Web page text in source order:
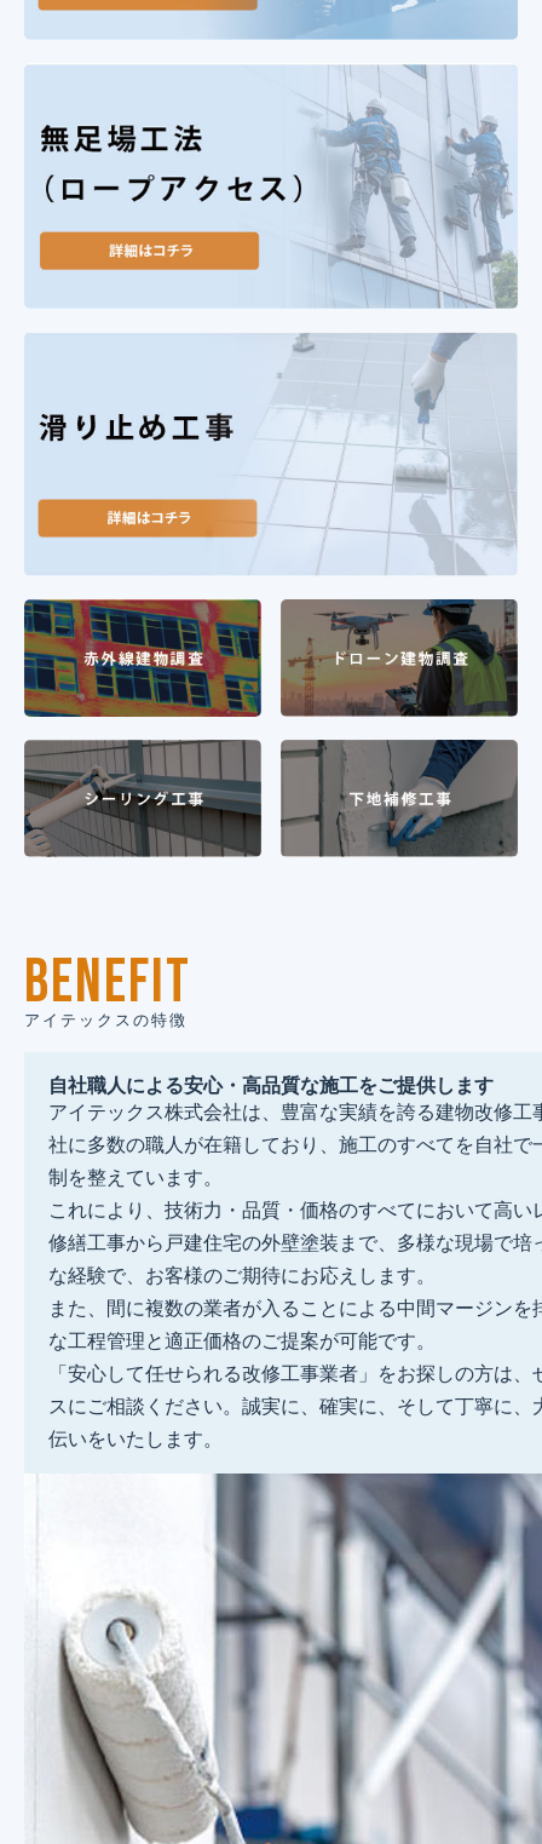
BENEFIT
アイテックスの特徴
自社職人による安心・高品質な施工をご提供します
アイテックス株式会社は、豊富な実績を誇る建物改修工
社に多数の職人が在籍しており、施工のすべてを自社で
制を整えています。
これにより、技術力・品質・価格のすべてにおいて高い
修繕工事から戸建住宅の外壁塗装まで、多様な現場で培
な経験で、お客様のご期待にお応えします。
また、間に複数の業者が入ることによる中間マージンを
な工程管理と適正価格のご提案が可能です。
「安心して任せられる改修工事業者」をお探しの方は
スにご相談ください。誠実に、確実に、そして丁寧に、
伝いをいたします。